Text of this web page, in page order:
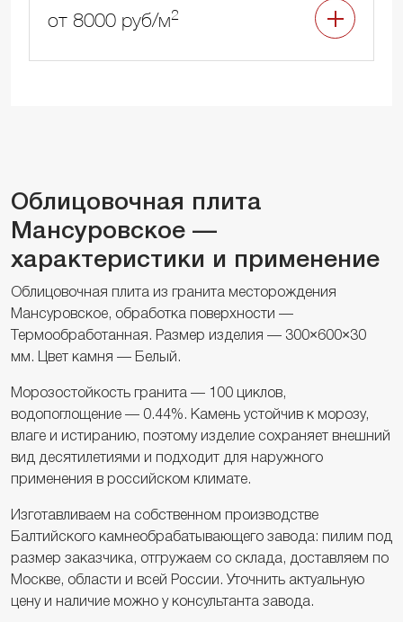
от 8000 руб/м2
Облицовочная плита
Мансуровское —
характеристики и применение
Облицовочная плита из гранита месторождения
Мансуровское, обработка поверхности —
Термообработанная. Размер изделия — 300×600×30
мм. Цвет камня — Белый.
Морозостойкость гранита — 100 циклов,
водопоглощение — 0.44%. Камень устойчив к морозу,
влаге и истиранию, поэтому изделие сохраняет внешний
вид десятилетиями и подходит для наружного
применения в российском климате.
Изготавливаем на собственном производстве
Балтийского камнеобрабатывающего завода: пилим под
размер заказчика, отгружаем со склада, доставляем по
Москве, области и всей России. Уточнить актуальную
цену и наличие можно у консультанта завода.